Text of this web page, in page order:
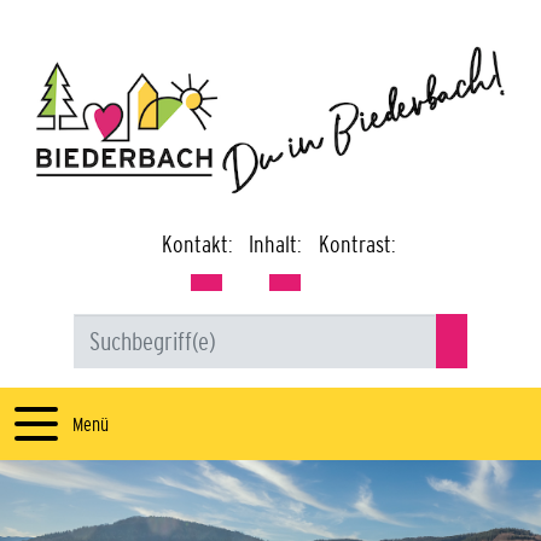
Kontakt: Inhalt: Kontrast:
Menü